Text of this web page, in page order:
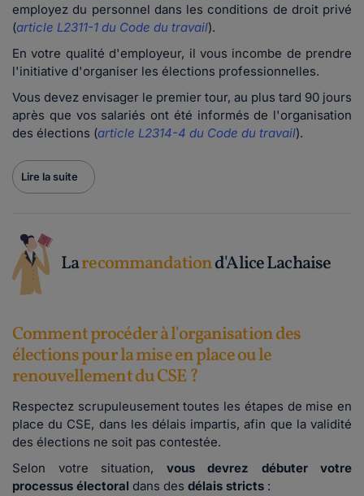
employez du personnel dans les conditions de droit privé
(article L2311-1 du Code du travail).
En votre qualité d'employeur, il vous incombe de prendre
l'initiative d'organiser les élections professionnelles.
Vous devez envisager le premier tour, au plus tard 90 jours
après que vos salariés ont été informés de l'organisation
des élections (article L2314-4 du Code du travail).
Lire la suite
Larecommandationd'Alice Lachaise
Comment procéder à l'organisation des
élections pour la mise en place ou le
renouvellement du CSE ?
Respectez scrupuleusement toutes les étapes de mise en
place du CSE, dans les délais impartis, afin que la validité
des élections ne soit pas contestée.
Selon votre situation, vous devrez débuter votre
processus électoral dans des délais stricts :